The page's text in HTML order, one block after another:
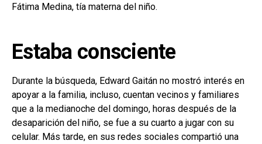
Fátima Medina, tía materna del niño.
Estaba consciente
Durante la búsqueda, Edward Gaitán no mostró interés en
apoyar a la familia, incluso, cuentan vecinos y familiares
que a la medianoche del domingo, horas después de la
desaparición del niño, se fue a su cuarto a jugar con su
celular. Más tarde, en sus redes sociales compartió una